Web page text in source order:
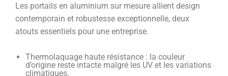
Les portails en aluminium sur mesure allient design
contemporain et robustesse exceptionnelle, deux
atouts essentiels pour une entreprise.
Thermolaquage haute résistance : la couleur
d’origine reste intacte malgré les UV et les variations
climatiques.